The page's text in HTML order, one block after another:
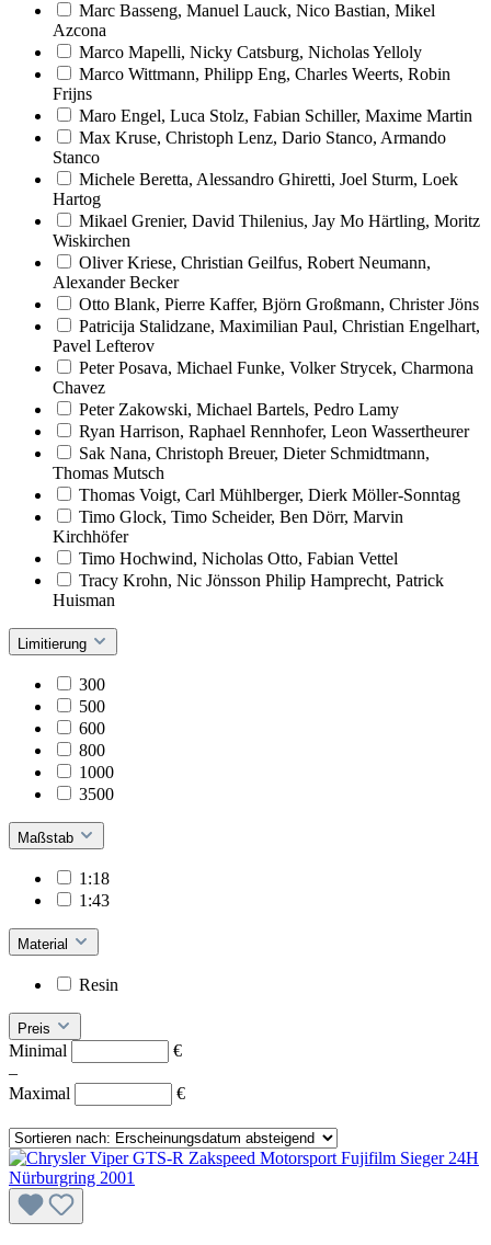
Marc Basseng, Manuel Lauck, Nico Bastian, Mikel
Azcona
Marco Mapelli, Nicky Catsburg, Nicholas Yelloly
Marco Wittmann, Philipp Eng, Charles Weerts, Robin
Frijns
Maro Engel, Luca Stolz, Fabian Schiller, Maxime Martin
Max Kruse, Christoph Lenz, Dario Stanco, Armando
Stanco
Michele Beretta, Alessandro Ghiretti, Joel Sturm, Loek
Hartog
Mikael Grenier, David Thilenius, Jay Mo Härtling, Moritz
Wiskirchen
Oliver Kriese, Christian Geilfus, Robert Neumann,
Alexander Becker
Otto Blank, Pierre Kaffer, Björn Großmann, Christer Jöns
Patricija Stalidzane, Maximilian Paul, Christian Engelhart,
Pavel Lefterov
Peter Posava, Michael Funke, Volker Strycek, Charmona
Chavez
Peter Zakowski, Michael Bartels, Pedro Lamy
Ryan Harrison, Raphael Rennhofer, Leon Wassertheurer
Sak Nana, Christoph Breuer, Dieter Schmidtmann,
Thomas Mutsch
Thomas Voigt, Carl Mühlberger, Dierk Möller-Sonntag
Timo Glock, Timo Scheider, Ben Dörr, Marvin
Kirchhöfer
Timo Hochwind, Nicholas Otto, Fabian Vettel
Tracy Krohn, Nic Jönsson Philip Hamprecht, Patrick
Huisman
Limitierung
300
500
600
800
1000
3500
Maßstab
1:18
1:43
Material
Resin
Preis
Minimal
€
–
Maximal
€